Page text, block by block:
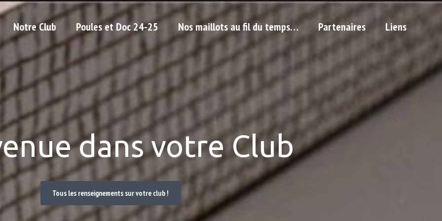
Notre Club Poules et Doc 24-25 Nos maillots au fil du temps… Partenaires Liens
dans votre Club
Tous les renseignements sur votre club !